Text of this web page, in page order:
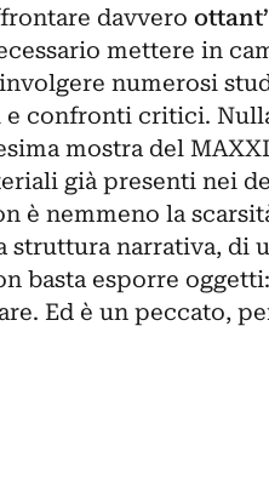
davvero
mettere in
numerosi
e confronti critici.
mostra del
già presenti nei
è nemmeno la
struttura narrativa, di
basta esporre
Ed è un peccato,